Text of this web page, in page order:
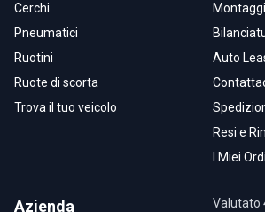
Cerchi
Pneumatici
Ruotini
Ruote di scorta
Trova il tuo veicolo
Auto
Resi e
I Miei
Azienda Valutato